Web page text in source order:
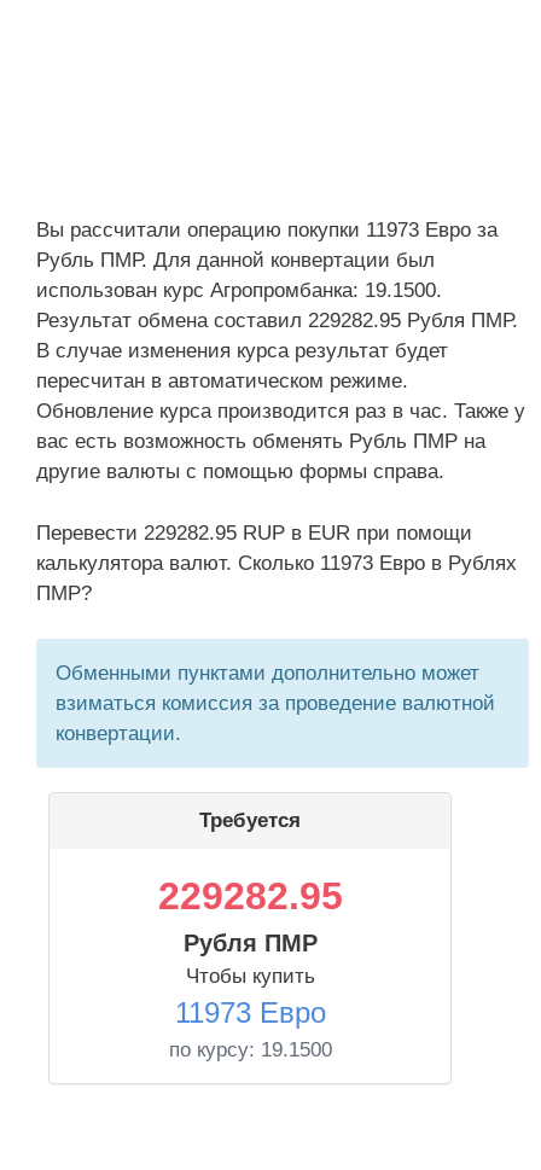
Вы рассчитали операцию покупки 11973 Евро за
Рубль ПМР. Для данной конвертации был
использован курс Агропромбанка: 19.1500.
Результат обмена составил 229282.95 Рубля ПМР.
В случае изменения курса результат будет
пересчитан в автоматическом режиме.
Обновление курса производится раз в час. Также у
вас есть возможность обменять Рубль ПМР на
другие валюты с помощью формы справа.
Перевести 229282.95 RUP в EUR при помощи
калькулятора валют. Сколько 11973 Евро в Рублях
ПМР?
Обменными пунктами дополнительно может
взиматься комиссия за проведение валютной
конвертации.
Требуется
229282.95
Рубля ПМР
Чтобы купить
11973 Евро
по курсу: 19.1500